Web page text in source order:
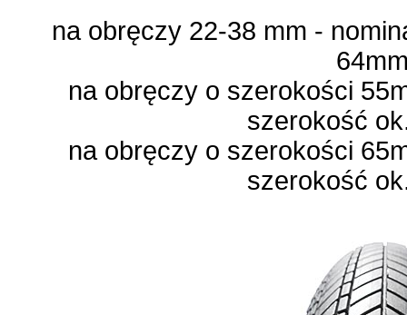
na obręczy 22-38 mm -
na obręczy o szerokości
szerokość
na obręczy o szerokości
szerokość